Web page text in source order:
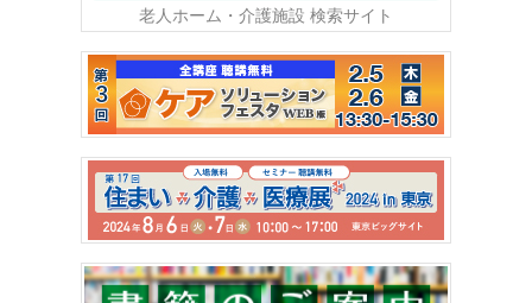
老人ホーム・介護施設 検索サイト